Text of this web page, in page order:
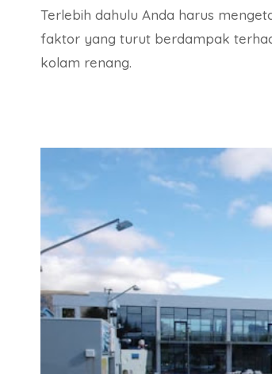
Terlebih dahulu Anda harus
faktor yang turut berdampak
kolam renang.